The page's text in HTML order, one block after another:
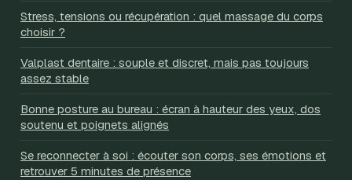
Stress, tensions ou récupération : quel massage du corps
choisir ?
Valplast dentaire : souple et discret, mais pas toujours
assez stable
Bonne posture au bureau : écran à hauteur des yeux, dos
soutenu et poignets alignés
Se reconnecter à soi : écouter son corps, ses émotions et
retrouver 5 minutes de présence